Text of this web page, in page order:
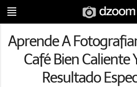
Aprende A
Café Bien Caliente
Resultado